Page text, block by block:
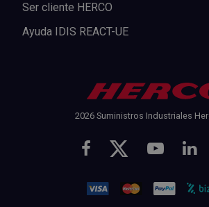
Ser cliente HERCO
Ayuda IDIS REACT-UE
2026 Suministros Industriales